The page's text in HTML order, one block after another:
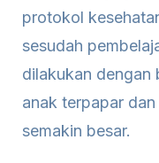
protokol
sesudah
dilakukan dengan
anak terpapar
semakin besar.